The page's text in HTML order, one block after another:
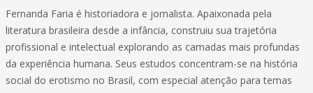
Fernanda Faria é historiadora e jornalista. Apaixonada pela
literatura brasileira desde a infância, construiu sua trajetória
profissional e intelectual explorando as camadas mais profundas
da experiência humana. Seus estudos concentram-se na história
social do erotismo no Brasil, com especial atenção para temas